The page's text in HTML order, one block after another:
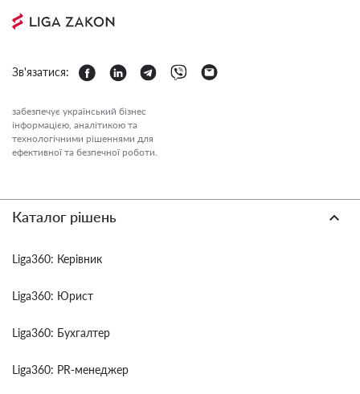
Зв'язатися:
забезпечує український бізнес
інформацією, аналітикою та
технологічними рішеннями для
ефективної та безпечної роботи.
Каталог рішень
Liga360: Керівник
Liga360: Юрист
Liga360: Бухгалтер
Liga360: PR-менеджер